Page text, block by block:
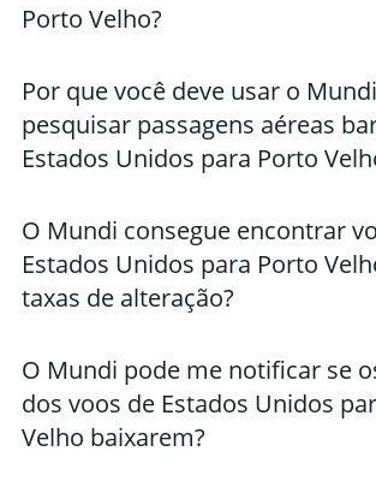
Porto Velho?
Por que você deve usar o
pesquisar passagens aéreas
Estados Unidos para Porto
O Mundi consegue encontrar
Estados Unidos para Porto
taxas de alteração?
O Mundi pode me notificar se
dos voos de Estados Unidos
Velho baixarem?